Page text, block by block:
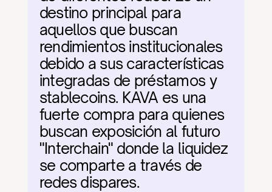
destino principal para
aquellos que buscan
rendimientos institucionales
debido a sus características
integradas de préstamos y
stablecoins. KAVA es una
fuerte compra para quienes
buscan exposición al futuro
"Interchain" donde la liquidez
se comparte a través de
redes dispares.